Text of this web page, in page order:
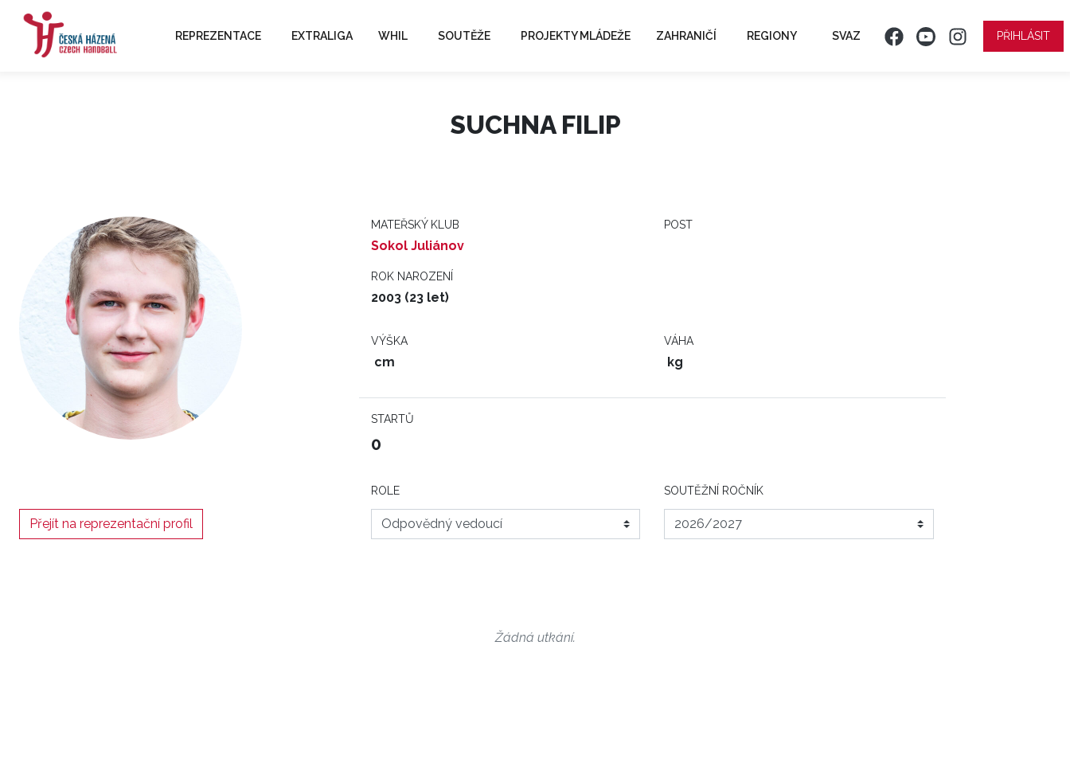
REPREZENTACE EXTRALIGA WHIL SOUTĚŽE PROJEKTY MLÁDEŽE ZAHRANIČÍ REGIONY SVAZ PŘIHLÁSIT
SUCHNA FILIP
MATEŘSKÝ KLUB
Sokol Juliánov
POST
ROK NAROZENÍ
2003 (23 let)
VÝŠKA
cm
VÁHA
kg
STARTŮ
0
Přejít na reprezentační profil
ROLE SOUTĚŽNÍ ROČNÍK
Žádná utkání.